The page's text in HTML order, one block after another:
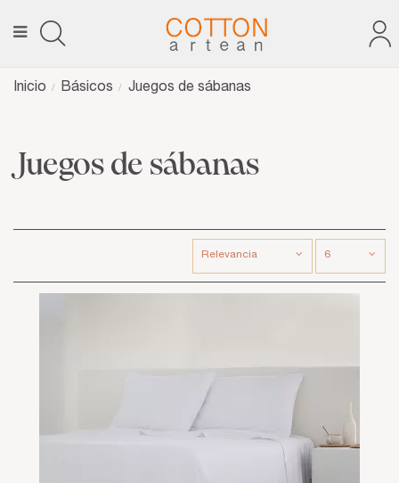
Inicio Básicos Juegos de sábanas
Juegos de sábanas
Relevancia 6